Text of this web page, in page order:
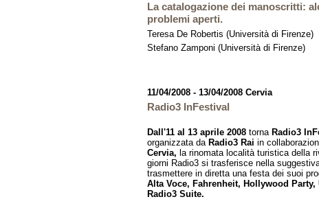
La catalogazione dei manoscritti:
problemi aperti.
Teresa De Robertis (Università di Firenze)
Stefano Zamponi (Università di Firenze)
11/04/2008 - 13/04/2008 Cervia
Radio3 InFestival
Dall'11 al 13 aprile 2008 torna Radio3
organizzata da Radio3 Rai in
Cervia, la rinomata località turistica della
giorni Radio3 si trasferisce nella
trasmettere in diretta una festa dei suoi
Alta Voce, Fahrenheit, Hollywood
Radio3 Suite.